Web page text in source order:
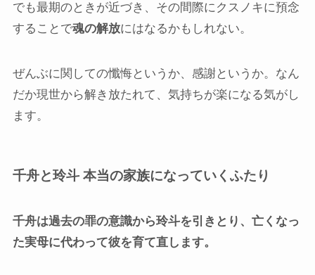
でも最期のときが近づき、その間際にクスノキに預念
することで魂の解放にはなるかもしれない。
ぜんぶに関しての懺悔というか、感謝というか。なん
だか現世から解き放たれて、気持ちが楽になる気がし
ます。
千舟と玲斗 本当の家族になっていくふたり
千舟は過去の罪の意識から玲斗を引きとり、亡くなっ
た実母に代わって彼を育て直します。